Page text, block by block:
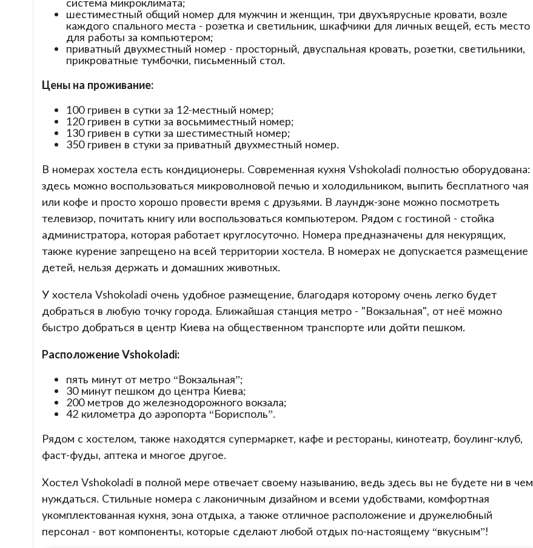
шестиместный общий номер для мужчин и женщин, три двухъярусные кровати, возле
каждого спального места - розетка и светильник, шкафчики для личных вещей, есть место
для работы за компьютером;
приватный двухместный номер - просторный, двуспальная кровать, розетки, светильники,
прикроватные тумбочки, письменный стол.
Цены на проживание:
100 гривен в сутки за 12-местный номер;
120 гривен в сутки за восьмиместный номер;
130 гривен в сутки за шестиместный номер;
350 гривен в стуки за приватный двухместный номер.
В номерах хостела есть кондиционеры. Современная кухня Vshokoladi полностью оборудована:
здесь можно воспользоваться микроволновой печью и холодильником, выпить бесплатного чая
или кофе и просто хорошо провести время с друзьями. В лаундж-зоне можно посмотреть
телевизор, почитать книгу или воспользоваться компьютером. Рядом с гостиной - стойка
администратора, которая работает круглосуточно. Номера предназначены для некурящих,
также курение запрещено на всей территории хостела. В номерах не допускается размещение
детей, нельзя держать и домашних животных.
У хостела Vshokoladi очень удобное размещение, благодаря которому очень легко будет
добраться в любую точку города. Ближайшая станция метро - "Вокзальная", от неё можно
быстро добраться в центр Киева на общественном транспорте или дойти пешком.
Расположение Vshokoladi:
пять минут от метро “Вокзальная”;
30 минут пешком до центра Киева;
200 метров до железнодорожного вокзала;
42 километра до аэропорта “Борисполь”.
Рядом с хостелом, также находятся супермаркет, кафе и рестораны, кинотеатр, боулинг-клуб,
фаст-фуды, аптека и многое другое.
Хостел Vshokoladi в полной мере отвечает своему называнию, ведь здесь вы не будете ни в чем
нуждаться. Стильные номера с лаконичным дизайном и всеми удобствами, комфортная
укомплектованная кухня, зона отдыха, а также отличное расположение и дружелюбный
персонал - вот компоненты, которые сделают любой отдых по-настоящему “вкусным”!